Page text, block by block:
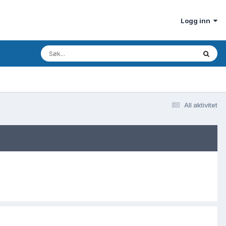
Logg inn
All aktivitet